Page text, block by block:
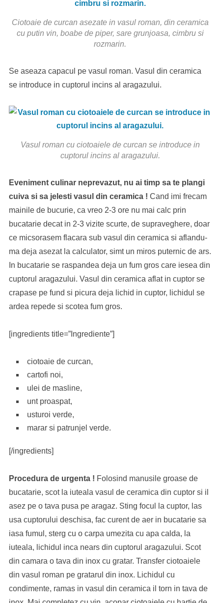
Ciotoaie de curcan asezate in vasul roman, din ceramica
cu putin vin, boabe de piper, sare grunjoasa, cimbru si
rozmarin.
Se aseaza capacul pe vasul roman. Vasul din ceramica
se introduce in cuptorul incins al aragazului.
Vasul roman cu ciotoaiele de curcan se introduce in
cuptorul incins al aragazului.
Eveniment culinar neprevazut, nu ai timp sa te plangi
cuiva si sa jelesti vasul din ceramica ! Cand imi frecam
mainile de bucurie, ca vreo 2-3 ore nu mai calc prin
bucatarie decat in 2-3 vizite scurte, de supraveghere, doar
ce micsorasem flacara sub vasul din ceramica si aflandu-
ma deja asezat la calculator, simt un miros puternic de ars.
In bucatarie se raspandea deja un fum gros care iesea din
cuptorul aragazului. Vasul din ceramica aflat in cuptor se
crapase pe fund si picura deja lichid in cuptor, lichidul se
ardea repede si scotea fum gros.
[ingredients title=”Ingrediente”]
ciotoaie de curcan,
cartofi noi,
ulei de masline,
unt proaspat,
usturoi verde,
marar si patrunjel verde.
[/ingredients]
Procedura de urgenta ! Folosind manusile groase de
bucatarie, scot la iuteala vasul de ceramica din cuptor si il
asez pe o tava pusa pe aragaz. Sting focul la cuptor, las
usa cuptorului deschisa, fac curent de aer in bucatarie sa
iasa fumul, sterg cu o carpa umezita cu apa calda, la
iuteala, lichidul inca nears din cuptorul aragazului. Scot
din camara o tava din inox cu gratar. Transfer ciotoaiele
din vasul roman pe gratarul din inox. Lichidul cu
condimente, ramas in vasul din ceramica il torn in tava de